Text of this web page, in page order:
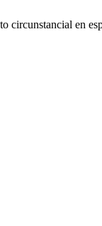
circunstancial en